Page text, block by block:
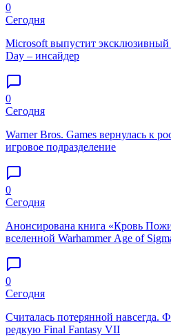
0
Сегодня
Microsoft выпустит эксклюзивный
Day – инсайдер
0
Сегодня
Warner Bros. Games вернулась к
игровое подразделение
0
Сегодня
Анонсирована книга «Кровь
вселенной Warhammer Age of
0
Сегодня
Считалась потерянной навсегда.
редкую Final Fantasy VII